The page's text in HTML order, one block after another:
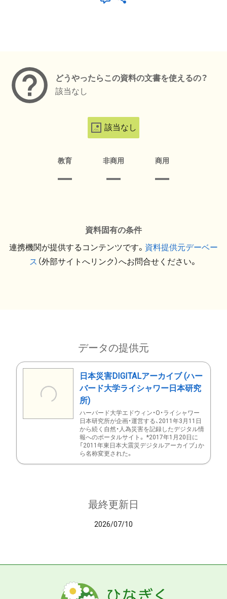
どうやったらこの資料の文書を使えるの？
該当なし
該当なし
教育 非商用 商用
資料固有の条件
連携機関が提供するコンテンツです。 資料提供元デーベー
ス （外部サイトへリンク）へお問合せください。
データの提供元
日本災害DIGITALアーカイブ (ハー
バード大学ライシャワー日本研究
所)
ハーバード大学エドウィン・O・ライシャワー
日本研究所が企画・運営する、2011年3月11日
から続く自然・人為災害を記録したデジタル情
報へのポータルサイト。 *2017年1月20日に
「2011年東日本大震災デジタルアーカイブ」か
ら名称変更された。
最終更新日
2026/07/10